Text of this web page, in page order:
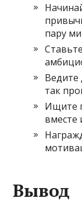
пару
Ведите
так
Ищите
вместе
Вывод